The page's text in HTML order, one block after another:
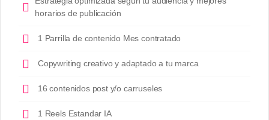
horarios de publicación
1 Parrilla de contenido Mes contratado
Copywriting creativo y adaptado a tu marca
16 contenidos post y/o carruseles
1 Reels Estandar IA